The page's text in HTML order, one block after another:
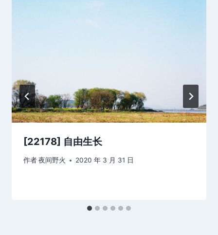
[22178] 自由生长
作者夜间野火 2020 年 3 月 31 日